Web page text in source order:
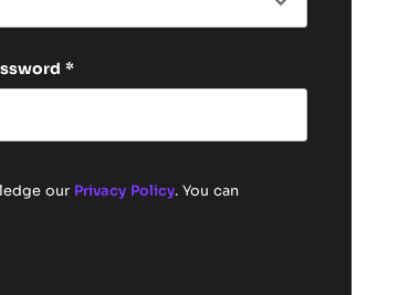
*
our Privacy Policy. You can